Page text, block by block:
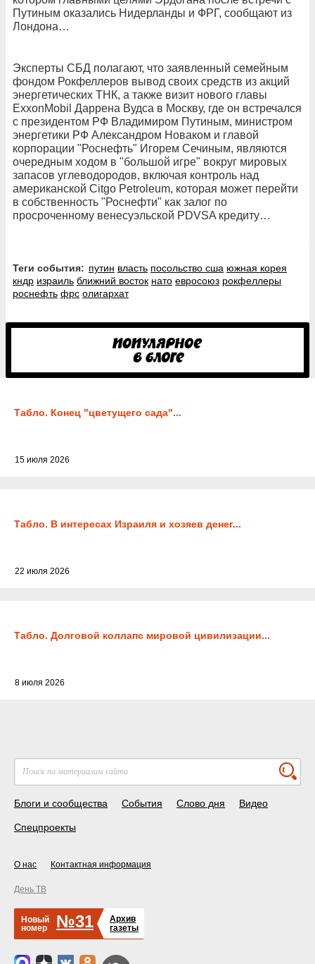
Путиным оказались Нидерланды и ФРГ, сообщают из
Лондона…
Эксперты СБД полагают, что заявленный семейным
фондом Рокфеллеров вывод своих средств из акций
энергетических ТНК, а также визит нового главы
ExxonMobil Даррена Вудса в Москву, где он встречался
с президентом РФ Владимиром Путиным, министром
энергетики РФ Александром Новаком и главой
корпорации "Роснефть" Игорем Сечиным, являются
очередным ходом в "большой игре" вокруг мировых
запасов углеводородов, включая контроль над
американской Citgo Petroleum, которая может перейти
в собственность "Роснефти" как залог по
просроченному венесуэльской PDVSA кредиту…
Теги события: путин власть посольство сша южная корея
кндр израиль ближний восток нато евросоюз рокфеллеры
роснефть фрс олигархат
Табло. Конец "цветущего сада"...
15 июля 2026
Табло. В интересах Израиля и хозяев денег...
22 июля 2026
Табло. Долговой коллапс мировой цивилизации...
8 июля 2026
Блоги и сообщества События Слово дня Видео
Спецпроекты
О нас Контактная информация
День ТВ
Новый
номер
№31
Архив
газеты